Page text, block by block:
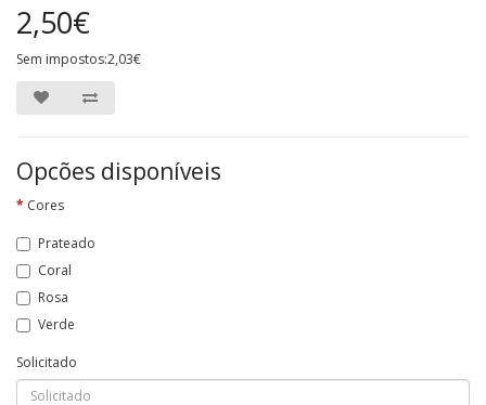
2,50€
Sem impostos:2,03€
Opcões disponíveis
Cores
Prateado
Coral
Rosa
Verde
Solicitado